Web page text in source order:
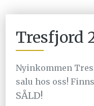
Tresfjord
Nyinkommen
salu hos oss!
SÅLD!